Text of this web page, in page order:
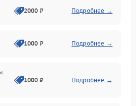
2000 ₽ Подробнее →
1000 ₽ Подробнее →
1000 ₽ Подробнее →